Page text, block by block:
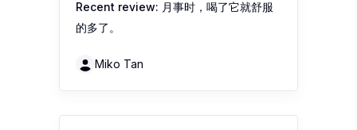
Recent review: 月事时，喝了它就舒服
的多了。
Miko Tan